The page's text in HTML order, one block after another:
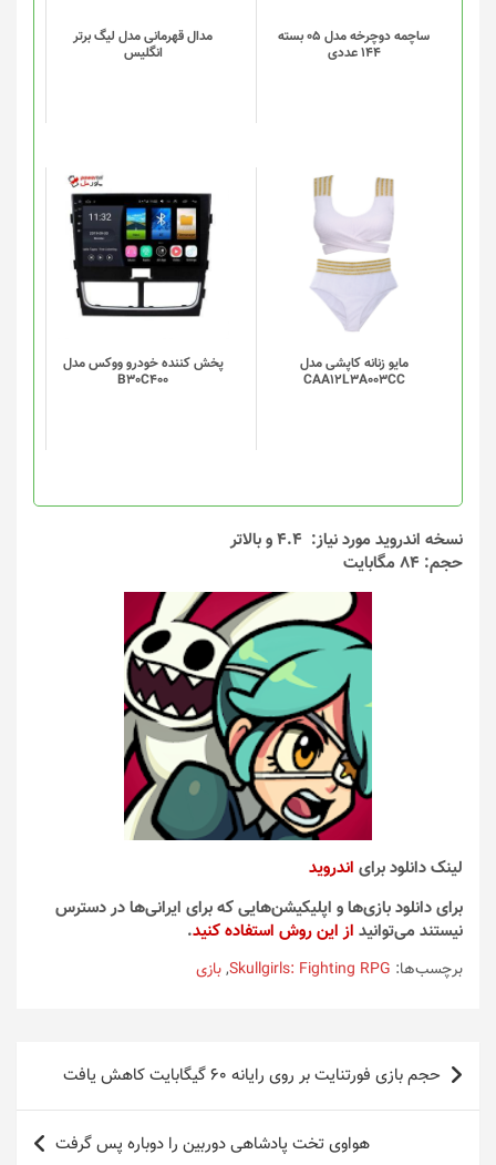
ساچمه دوچرخه مدل 05 بسته
144 عددی
گزینه
ها
محصول
انتخاب
شوند
مدال قهرمانی مدل لیگ برتر
انگلیس
گزینه
ها
محصول
انتخاب
شوند
مایو زنانه کاپشی مدل
CAA12L3A003CC
این
محصول
دارای
انواع
مختلفی
می
باشد.
گزینه
ها
محصول
انتخاب
شوند
پخش کننده خودرو ووکس مدل
B30C400
نسخه اندروید مورد نیاز: 4.4 و بالاتر
حجم: 84 مگابایت
لینک دانلود برای اندروید
برای دانلود بازی‌ها و اپلیکیشن‌هایی که برای ایرانی‌ها در دسترس
نیستند می‌توانید از این روش استفاده کنید.
برچسب‌ها: Skullgirls: Fighting RPG
,بازی
راهبری
نوشته
حجم بازی فورتنایت بر روی رایانه ۶۰ گیگابایت کاهش یافت
هواوی تخت پادشاهی دوربین را دوباره پس گرفت